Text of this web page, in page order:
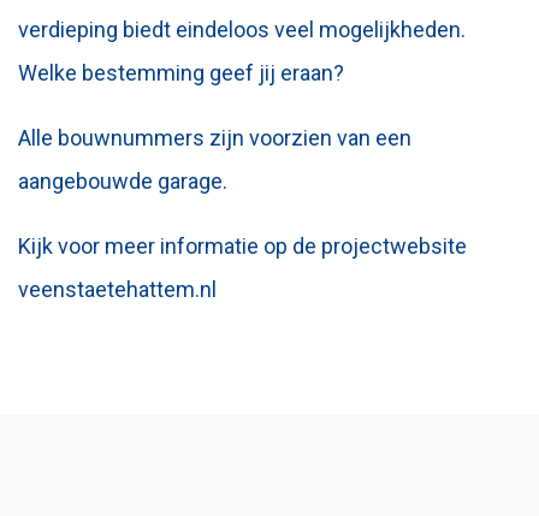
verdieping biedt eindeloos veel mogelijkheden.
Welke bestemming geef jij eraan?
Alle bouwnummers zijn voorzien van een
aangebouwde garage.
Kijk voor meer informatie op de projectwebsite
veenstaetehattem.nl